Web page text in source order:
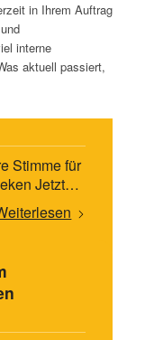
in Ihrem Auftrag
interne
aktuell passiert,
Stimme für
Jetzt…